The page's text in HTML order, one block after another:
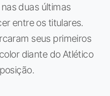
duas últimas
entre os titulares.
seus primeiros
diante do Atlético